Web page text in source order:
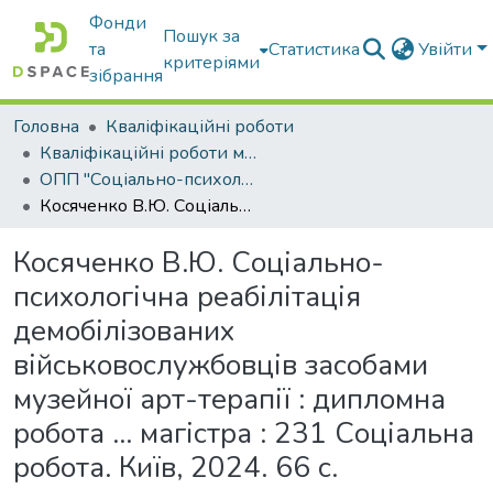
Фонди
та
зібрання
Пошук за
критеріями
Статистика Увійти
Головна
Кваліфікаційні роботи
Кваліфікаційні роботи магістрів
ОПП "Соціально-психологічна реабілітація"
Косяченко В.Ю. Соціально-психологічна реабілітація демобілізованих військовослужбовців засобами музейної арт-терапії : дипломна робота … магістра : 231 Соціальна робота. Київ, 2024. 66 с.
Косяченко В.Ю. Соціально-
психологічна реабілітація
демобілізованих
військовослужбовців засобами
музейної арт-терапії : дипломна
робота … магістра : 231 Соціальна
робота. Київ, 2024. 66 с.